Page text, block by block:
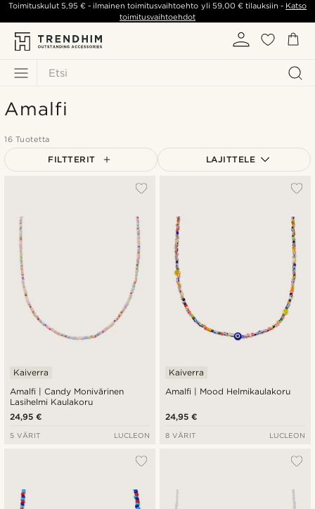
Etsi
Toimituskulut5,95 € - ilmainen toimitusvaihtoehto yli 59,00 €tilauksiin - Katso
toimitusvaihtoehdot
Amalfi
16 Tuotetta
FILTTERIT LAJITTELE
Halvin
Kallein
Amalfi | Candy Monivärinen
Lasihelmi Kaulakoru
Kaiverra
24,95 €
5 VÄRIT LUCLEON
Amalfi | Mood Helmikaulakoru
Kaiverra
24,95 €
8 VÄRIT LUCLEON